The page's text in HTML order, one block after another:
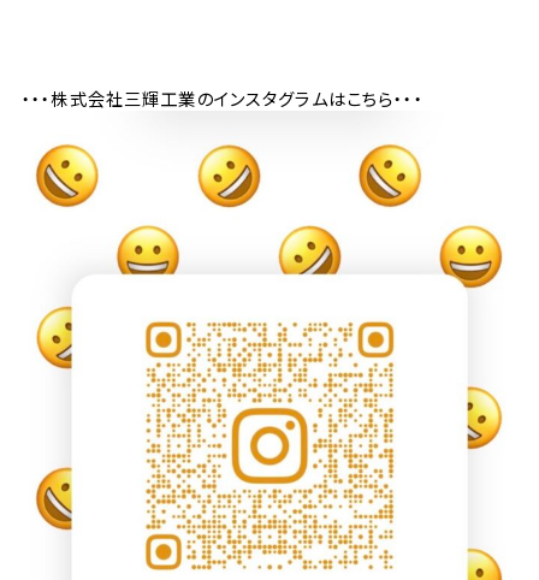
・・・株式会社三輝工業のインスタグラムはこちら・・・